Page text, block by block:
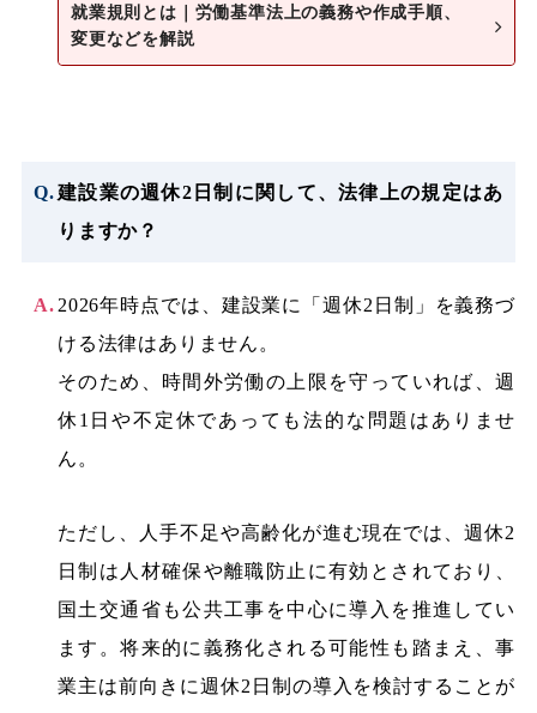
就業規則とは｜労働基準法上の義務や作成手順、
変更などを解説
建設業の週休2日制に関して、法律上の規定はあ
りますか？
2026年時点では、建設業に「週休2日制」を義務づ
ける法律はありません。
そのため、時間外労働の上限を守っていれば、週
休1日や不定休であっても法的な問題はありませ
ん。
ただし、人手不足や高齢化が進む現在では、週休2
日制は人材確保や離職防止に有効とされており、
国土交通省も公共工事を中心に導入を推進してい
ます。将来的に義務化される可能性も踏まえ、事
業主は前向きに週休2日制の導入を検討することが